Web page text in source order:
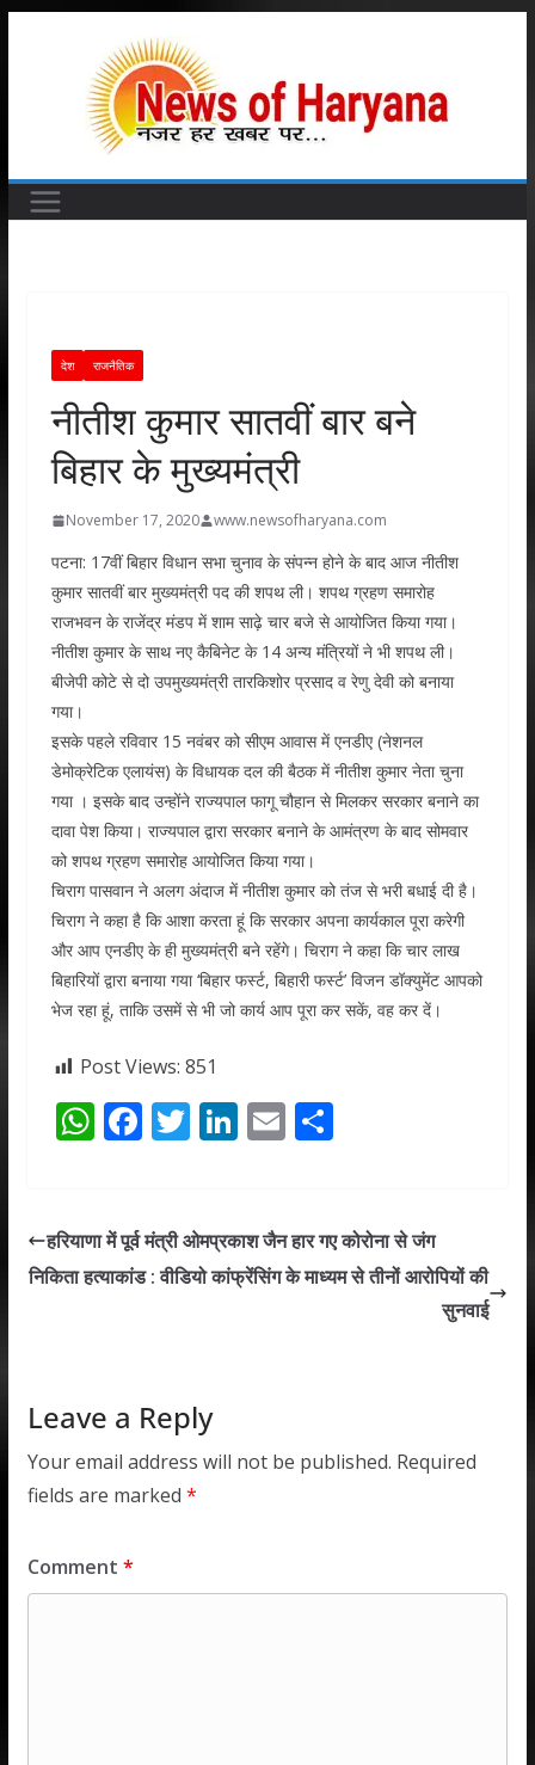
देश राजनैतिक
नीतीश कुमार सातवीं बार बने
बिहार के मुख्‍यमंत्री
November 17, 2020 www.newsofharyana.com
पटना: 17वीं बिहार विधान सभा चुनाव के संपन्‍न होने के बाद आज नीतीश
कुमार सातवीं बार मुख्‍यमंत्री पद की शपथ ली। शपथ ग्रहण समारोह
राजभवन के राजेंद्र मंडप में शाम साढ़े चार बजे से आयोजित किया गया।
नीतीश कुमार के साथ नए कैबिनेट के 14 अन्‍य मंत्रियों ने भी शपथ ली।
बीजेपी कोटे से दो उपमुख्‍यमंत्री तारकिशोर प्रसाद व रेणु देवी को बनाया
गया।
इसके पहले रविवार 15 नवंबर को सीएम आवास में एनडीए (नेशनल
डेमोक्रेटिक एलायंस) के विधायक दल की बैठक में नीतीश कुमार नेता चुना
गया । इसके बाद उन्‍होंने राज्‍यपाल फागू चौहान से मिलकर सरकार बनाने का
दावा पेश किया। राज्‍यपाल द्वारा सरकार बनाने के आमंत्रण के बाद सोमवार
को शपथ ग्रहण समारोह आयोजित किया गया।
चिराग पासवान ने अलग अंदाज में नीतीश कुमार को तंज से भरी बधाई दी है।
चिराग ने कहा है कि आशा करता हूं कि सरकार अपना कार्यकाल पूरा करेगी
और आप एनडीए के ही मुख्यमंत्री बने रहेंगे। चिराग ने कहा कि चार लाख
बिहारियों द्वारा बनाया गया ‘बिहार फर्स्ट, बिहारी फर्स्ट’ विजन डॉक्युमेंट आपको
भेज रहा हूं, ताकि उसमें से भी जो कार्य आप पूरा कर सकें, वह कर दें।
Post Views: 851
W
s
A
F
b
o
T
er
Li
e
dI
E
l
S
e
हरियाणा में पूर्व मंत्री ओमप्रकाश जैन हार गए कोरोना से जंग
निकिता हत्याकांड : वीडियो कांफ्रेंसिंग के माध्यम से तीनों आरोपियों की
सुनवाई
Leave a Reply
Your email address will not be published. Required
fields are marked *
Comment *